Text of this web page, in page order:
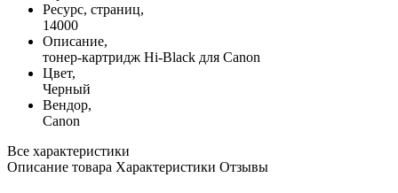
Ресурс, страниц,
14000
Описание,
тонер-картридж Hi-Black для Canon
Цвет,
Черный
Вендор,
Canon
Все характеристики
Описание товара Характеристики Отзывы